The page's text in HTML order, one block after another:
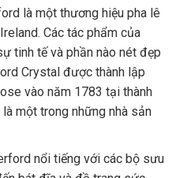
là một thương hiệu pha lê
Các tác phẩm của
tinh tế và phần nào nét đẹp
Crystal được thành lập
vào năm 1783 tại thành
một trong những nhà sản
nổi tiếng với các bộ sưu